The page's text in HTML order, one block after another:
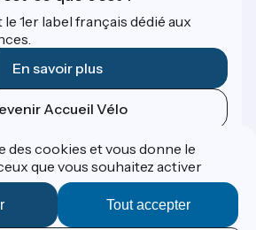
le 1er label français dédié aux
En savoir plus
Accueil Vélo
de Destination France
des cookies et vous donne le
que vous souhaitez activer
Tout accepter